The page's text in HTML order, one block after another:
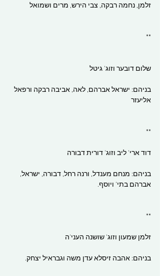
זלמן, נחמה רבקה, צבי הירש, מרים ושמואל
**
שלום דובער וזוג' גיטל
בניהם: ישראל אברהם, לאה, אביבה רבקה ורפאל
אליעזר
**
דוד ארי' ליב וזוג' דורית דבורה
בניהם: מנחם מענדל, ורנה רחל, דבורה, ישראל,
אברהם בתי' ויוסף.
**
זלמן שמעון וזוג' שושנה העני'ה
בניהם: אהבה זיסלא עדן משה וגבראיל יצחק.